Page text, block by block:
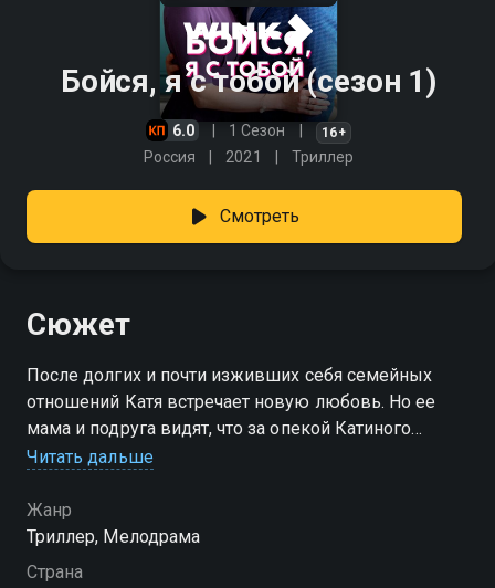
Бойся, я с тобой (сезон 1)
6.0 1 Сезон 16+
Россия 2021 Триллер
Смотреть
Сюжет
После долгих и почти изживших себя семейных
отношений Катя встречает новую любовь. Но ее
мама и подруга видят, что за опекой Катиного
избранника скрывается искусный манипулятор и
очарована своим бывшим школьным учителем
Александром, что даже его упреки и запреты
принимает за проявление заботы. С каждым новым
Читать дальше
Жанр
Триллер, Мелодрама
Страна